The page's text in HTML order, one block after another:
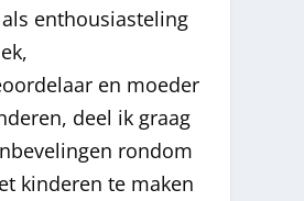
enthousiasteling
en moeder
deel ik graag
rondom
kinderen te maken